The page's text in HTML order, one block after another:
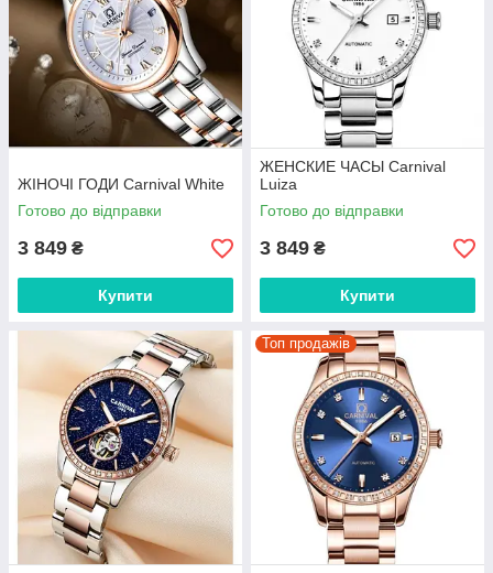
ЖІНОЧІ ГОДИ Carnival White
Готово до відправки
3 849 ₴
Купити
ЖЕНСКИЕ ЧАСЫ Carnival
Luiza
Готово до відправки
3 849 ₴
Купити
Топ продажів